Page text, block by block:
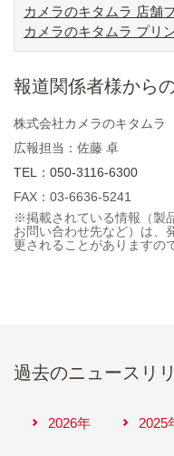
カメラのキタムラ 店舗
カメラのキタムラ プリ
報道関係者様から
株式会社カメラのキタムラ
広報担当：佐藤 卓
TEL：050-3116-6300
FAX：03-6636-5241
※掲載されている情報（製
お問い合わせ先など）は、
更されることがありますの
過去のニュースリ
2026年 2025